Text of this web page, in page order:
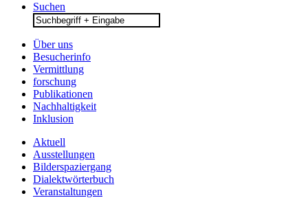
Suchen
Search
for:
Über uns
Besucherinfo
Vermittlung
forschung
Publikationen
Nachhaltigkeit
Inklusion
Aktuell
Ausstellungen
Bilderspaziergang
Dialektwörterbuch
Veranstaltungen